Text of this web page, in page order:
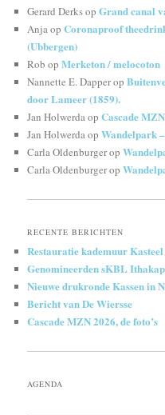
Gerard DerksopGrand canal
AnjaopCoronaproof
(Ubbergen)
Rob opMerketon / melocoton
Nannette E. Dapperop
door Lameer (1859).
Jan HolwerdaopCascade
Jan HolwerdaopWandelpark
Carla Oldenburgerop
Carla Oldenburgerop
RECENTE BERICHTEN
Restauratie kademuur
Genomineerden sKBL
Nieuwe drukronde Kassen in
Bericht van De Wiersse
Cascade MZN 2026, de foto’s
AGENDA